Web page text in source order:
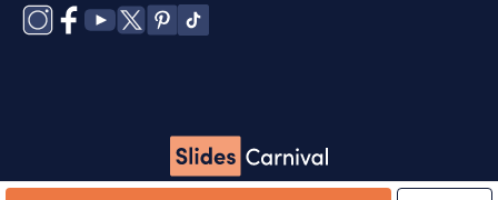
Copyright © 2026 ·Término de uso·Licencia de